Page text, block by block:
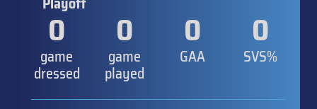
0
game
dressed
0
game
played
0
GAA
0
SVS%